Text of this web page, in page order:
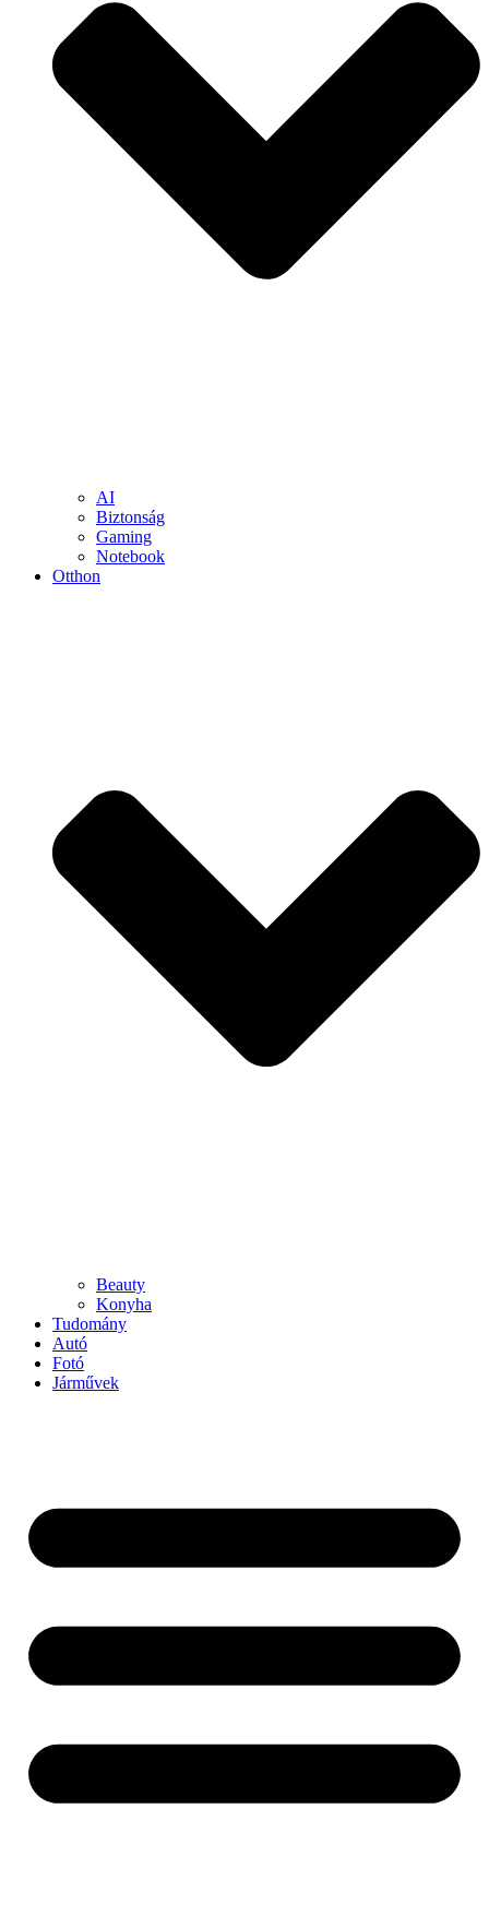
AI
Biztonság
Gaming
Notebook
Otthon
Beauty
Konyha
Tudomány
Autó
Fotó
Járművek